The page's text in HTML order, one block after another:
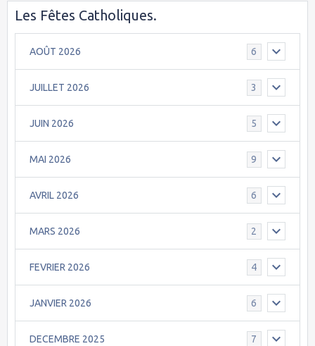
Les Fêtes Catholiques.
AOÛT 2026 6
JUILLET 2026 3
JUIN 2026 5
MAI 2026 9
AVRIL 2026 6
MARS 2026 2
FEVRIER 2026 4
JANVIER 2026 6
DECEMBRE 2025 7